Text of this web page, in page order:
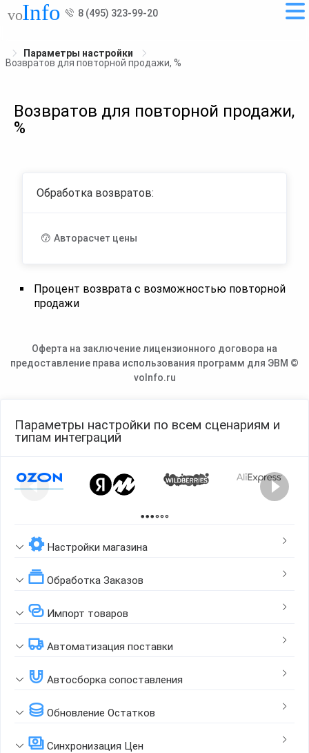
8 (495) 323-99-20
Параметры настройки
Возвратов для повторной продажи, %
Возвратов для повторной продажи,
%
Обработка возвратов:
Авторасчет цены
Процент возврата с возможностью повторной
продажи
Оферта на заключение лицензионного договора на
предоставление права использования программ для ЭВМ ©
voInfo.ru
Параметры настройки по всем сценариям и
типам интеграций
Настройки магазина
Обработка Заказов
Импорт товаров
Автоматизация поставки
Автосборка сопоставления
Обновление Остатков
Синхронизация Цен